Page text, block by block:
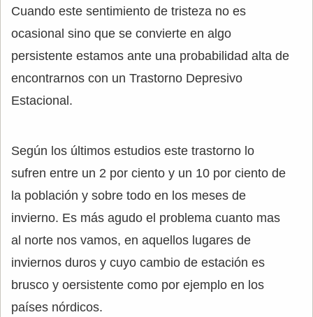
Cuando este sentimiento de tristeza no es
ocasional sino que se convierte en algo
persistente estamos ante una probabilidad alta de
encontrarnos con un Trastorno Depresivo
Estacional.
Según los últimos estudios este trastorno lo
sufren entre un 2 por ciento y un 10 por ciento de
la población y sobre todo en los meses de
invierno. Es más agudo el problema cuanto mas
al norte nos vamos, en aquellos lugares de
inviernos duros y cuyo cambio de estación es
brusco y oersistente como por ejemplo en los
países nórdicos.